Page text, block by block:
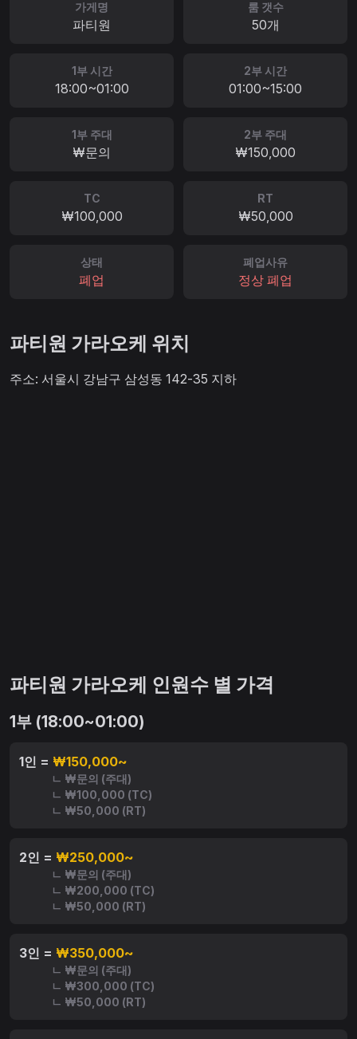
가게명
파티원
룸 갯수
50개
1부 시간
18:00~01:00
2부 시간
01:00~15:00
1부 주대
₩문의
2부 주대
₩150,000
TC
₩100,000
RT
₩50,000
상태
폐업
폐업사유
정상 폐업
파티원 가라오케 위치
주소: 서울시 강남구 삼성동 142-35 지하
파티원 가라오케 인원수 별 가격
1부 (18:00~01:00)
1인 = ₩150,000~
ㄴ ₩문의 (주대)
ㄴ ₩100,000 (TC)
ㄴ ₩50,000 (RT)
2인 = ₩250,000~
ㄴ ₩문의 (주대)
ㄴ ₩200,000 (TC)
ㄴ ₩50,000 (RT)
3인 = ₩350,000~
ㄴ ₩문의 (주대)
ㄴ ₩300,000 (TC)
ㄴ ₩50,000 (RT)